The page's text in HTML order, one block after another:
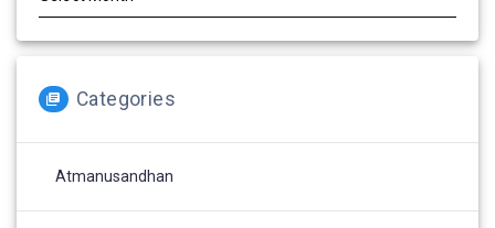
Categories
Atmanusandhan